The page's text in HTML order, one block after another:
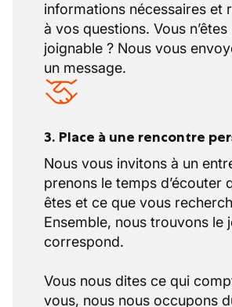
informations nécessaires et
à vos questions. Vous n’êtes
joignable ? Nous vous
un message.
3. Place à une rencontre
Nous vous invitons à un
prenons le temps d’écouter
êtes et ce que vous
Ensemble, nous trouvons le
correspond.
Vous nous dites ce qui